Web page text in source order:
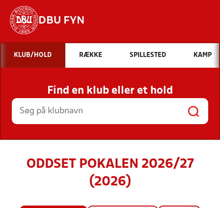
DBU FYN
Hvad vil du søge efter?
INDHOLD OG NYHEDER
STILLINGER, RESULTATER, KLUBBER OG
HOLD
KLUB/HOLD RÆKKE SPILLESTED KAMP
Find en klub eller et hold
ODDSET POKALEN 2026/27
(2026)